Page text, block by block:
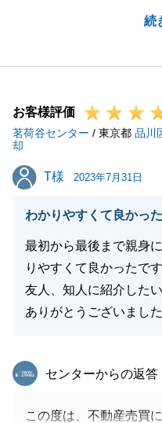
続
S様に柔軟にご対応い
お取引ができ、大変感
お客様評価
茗荷谷センター / 東京都 品川
却
T様
T様 2023年7月31日
わかりやすくて良かった
最初から最後まで親身
りやすくて良かったです
友人、知人に紹介したい
ありがとうございました
東急リバブル
センターからの返答
この度は、不動産売買